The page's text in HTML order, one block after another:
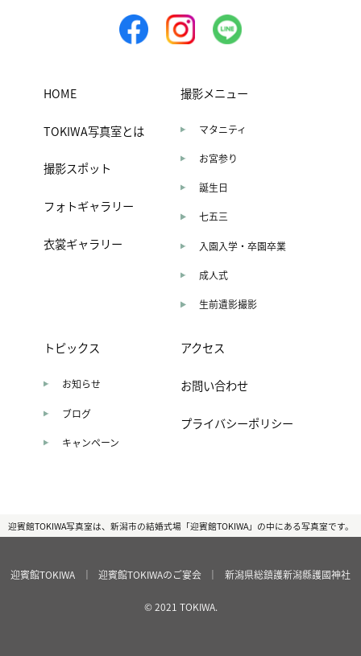
HOME
TOKIWA写真室とは
撮影スポット
フォトギャラリー
衣裳ギャラリー
撮影メニュー
マタニティ
お宮参り
誕生日
七五三
入園入学・卒園卒業
成人式
生前遺影撮影
トピックス
お知らせ
ブログ
キャンペーン
アクセス
お問い合わせ
プライバシーポリシー
迎賓館TOKIWA写真室は、新潟市の結婚式場「迎賓館TOKIWA」の中にある写真室です。
迎賓館TOKIWA ｜ 迎賓館TOKIWAのご宴会 ｜ 新潟県総鎮護新潟縣護國神社
© 2021 TOKIWA.